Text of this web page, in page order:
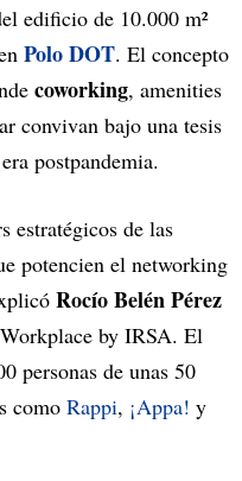
edificio de 10.000 m²
Polo DOT. El concepto
coworking, amenities
convivan bajo una tesis
postpandemia.
estratégicos de las
potencien el networking
Rocío Belén Pérez
by IRSA. El
personas de unas 50
como Rappi, ¡Appa! y